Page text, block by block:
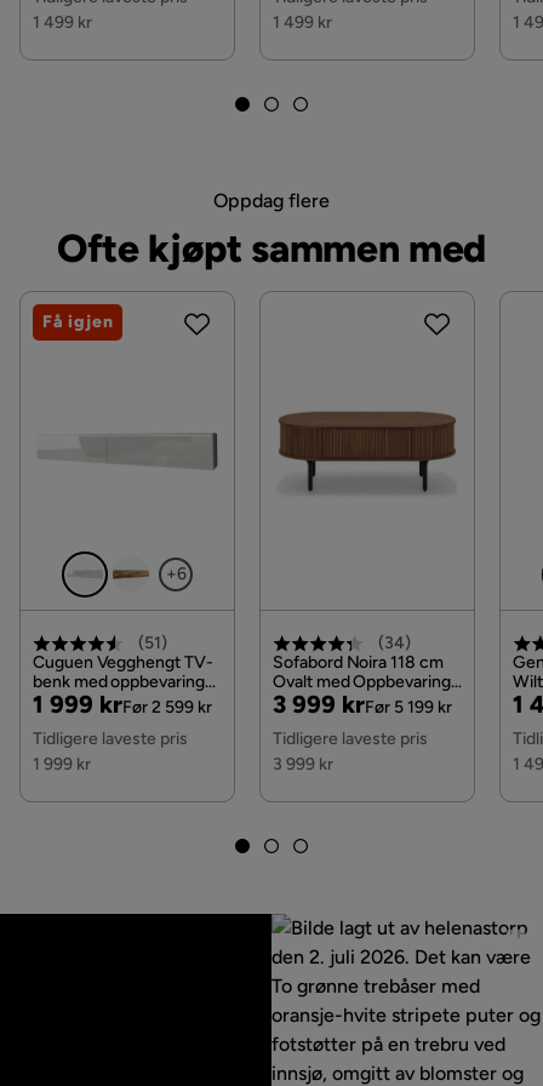
1 499 kr
1 499 kr
1
Oppdag flere
Ofte kjøpt sammen med
+6
(51)
Cuguen Vegghengt TV-
benk med oppbevaring
180x32x30 cm, Hvit /
Høyglans
Pris
1 999 kr
Original
Pris
Før 2 599 kr
Tidligere laveste pris
1 999 kr
Få igjen
(34)
Sofabord Noira 118 cm
Ovalt med Oppbevaring
Skuff, Brun / Mørkebrunt
Tre / Ribbet
Pris
3 999 kr
Original
Pris
Før 5 199 kr
Tidligere laveste pris
3 999 kr
cm
1
1